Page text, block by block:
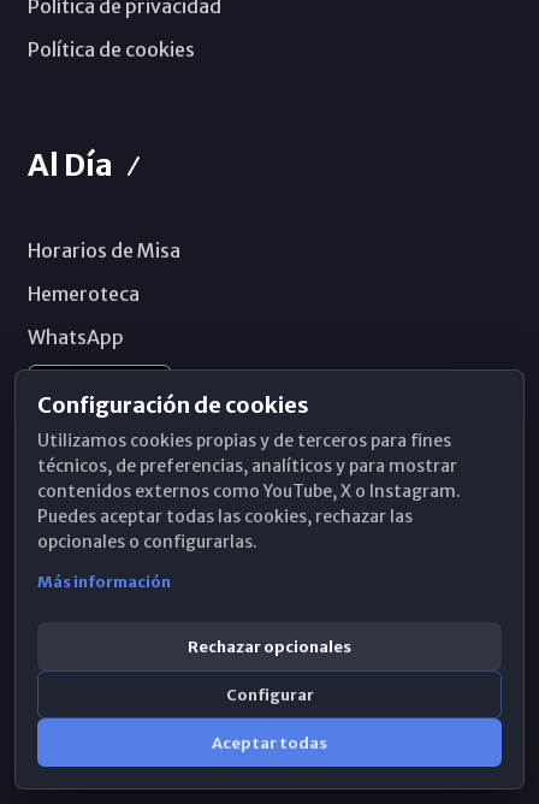
Política de privacidad
Política de cookies
Al Día
Horarios de Misa
Hemeroteca
WhatsApp
© 2026 Obispado de Málaga
Configuración de cookies
Utilizamos cookies propias y de terceros para fines
técnicos, de preferencias, analíticos y para mostrar
contenidos externos como YouTube, X o Instagram.
Puedes aceptar todas las cookies, rechazar las
opcionales o configurarlas.
Más información
Rechazar opcionales
Configurar
Aceptar todas